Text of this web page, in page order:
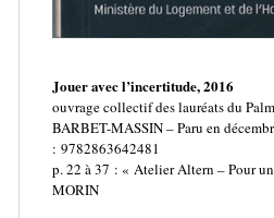
Jouer avec l’incertitude, 2016
ouvrage collectif des lauréats du
BARBET-MASSIN – Paru en
: 9782863642481
p. 22 à 37 : « Atelier Altern – Pour
MORIN